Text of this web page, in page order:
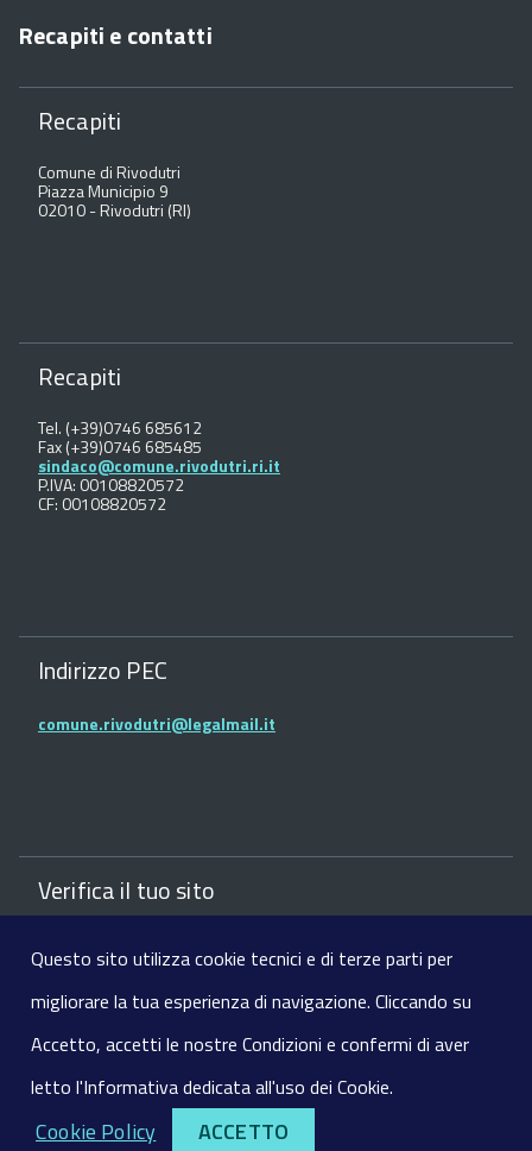
Recapiti e contatti
Recapiti
Comune di Rivodutri
Piazza Municipio 9
02010 - Rivodutri (RI)
Recapiti
Tel. (+39)0746 685612
Fax (+39)0746 685485
sindaco@comune.rivodutri.ri.it
P.IVA: 00108820572
CF: 00108820572
Indirizzo PEC
comune.rivodutri@legalmail.it
Verifica il tuo sito
Trasparenza dei siti web
Visite:75028
Note Legali |Privacy| Cookie Policy
Sito realizzato da
Questo sito utilizza cookie tecnici e di terze parti per
migliorare la tua esperienza di navigazione. Cliccando su
Accetto, accetti le nostre Condizioni e confermi di aver
letto l'Informativa dedicata all'uso dei Cookie.
Cookie Policy ACCETTO